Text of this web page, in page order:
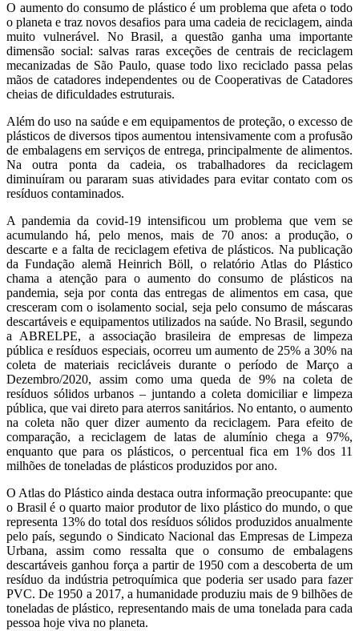
O aumento do consumo de plástico é um problema que afeta o todo
o planeta e traz novos desafios para uma cadeia de reciclagem, ainda
muito vulnerável. No Brasil, a questão ganha uma importante
dimensão social: salvas raras exceções de centrais de reciclagem
mecanizadas de São Paulo, quase todo lixo reciclado passa pelas
mãos de catadores independentes ou de Cooperativas de Catadores
cheias de dificuldades estruturais.
Além do uso na saúde e em equipamentos de proteção, o excesso de
plásticos de diversos tipos aumentou intensivamente com a profusão
de embalagens em serviços de entrega, principalmente de alimentos.
Na outra ponta da cadeia, os trabalhadores da reciclagem
diminuíram ou pararam suas atividades para evitar contato com os
resíduos contaminados.
A pandemia da covid-19 intensificou um problema que vem se
acumulando há, pelo menos, mais de 70 anos: a produção, o
descarte e a falta de reciclagem efetiva de plásticos. Na publicação
da Fundação alemã Heinrich Böll, o relatório Atlas do Plástico
chama a atenção para o aumento do consumo de plásticos na
pandemia, seja por conta das entregas de alimentos em casa, que
cresceram com o isolamento social, seja pelo consumo de máscaras
descartáveis e equipamentos utilizados na saúde. No Brasil, segundo
a ABRELPE, a associação brasileira de empresas de limpeza
pública e resíduos especiais, ocorreu um aumento de 25% a 30% na
coleta de materiais recicláveis durante o período de Março a
Dezembro/2020, assim como uma queda de 9% na coleta de
resíduos sólidos urbanos – juntando a coleta domiciliar e limpeza
pública, que vai direto para aterros sanitários. No entanto, o aumento
na coleta não quer dizer aumento da reciclagem. Para efeito de
comparação, a reciclagem de latas de alumínio chega a 97%,
enquanto que para os plásticos, o percentual fica em 1% dos 11
milhões de toneladas de plásticos produzidos por ano.
O Atlas do Plástico ainda destaca outra informação preocupante: que
o Brasil é o quarto maior produtor de lixo plástico do mundo, o que
representa 13% do total dos resíduos sólidos produzidos anualmente
pelo país, segundo o Sindicato Nacional das Empresas de Limpeza
Urbana, assim como ressalta que o consumo de embalagens
descartáveis ganhou força a partir de 1950 com a descoberta de um
resíduo da indústria petroquímica que poderia ser usado para fazer
PVC. De 1950 a 2017, a humanidade produziu mais de 9 bilhões de
toneladas de plástico, representando mais de uma tonelada para cada
pessoa hoje viva no planeta.